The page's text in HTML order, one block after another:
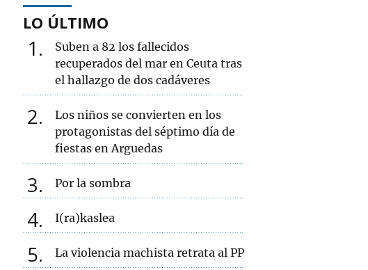
LO ÚLTIMO
1
Suben a 82 los fallecidos
recuperados del mar en Ceuta tras
el hallazgo de dos cadáveres
2
Los niños se convierten en los
protagonistas del séptimo día de
fiestas en Arguedas
3 Por la sombra
4 I(ra)kaslea
5 La violencia machista retrata al PP